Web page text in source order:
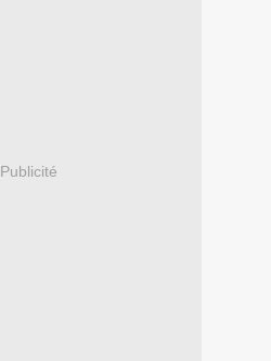
Publicité